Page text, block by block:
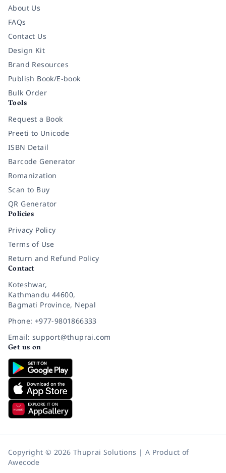
About Us
FAQs
Contact Us
Design Kit
Brand Resources
Publish Book/E-book
Bulk Order
Tools
Request a Book
Preeti to Unicode
ISBN Detail
Barcode Generator
Romanization
Scan to Buy
QR Generator
Policies
Privacy Policy
Terms of Use
Return and Refund Policy
Contact
Koteshwar,
Kathmandu 44600,
Bagmati Province, Nepal
Phone: +977-9801866333
Email: support@thuprai.com
Get us on
Copyright © 2026 Thuprai Solutions | A Product of
Awecode